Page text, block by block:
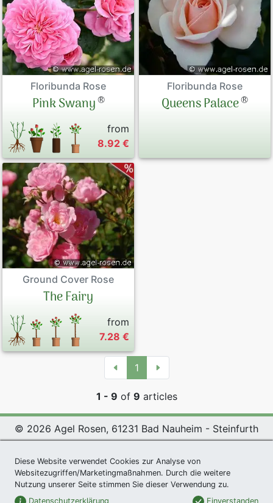
Floribunda Rose
Pink Swany®
from
8.92 €
Floribunda Rose
Queens Palace®
Ground Cover Rose
The Fairy
from
7.28 €
1
1 - 9 of 9 articles
© 2026 Agel Rosen, 61231 Bad Nauheim - Steinfurth
Conditions|Datenschutzerklärung| Imprint
Sitemap
Diese Website verwendet Cookies zur Analyse von
Websitezugriffen/Marketingmaßnahmen. Durch die weitere
Nutzung unserer Seite stimmen Sie dieser Verwendung zu.
Datenschutzerklärung
Einverstanden